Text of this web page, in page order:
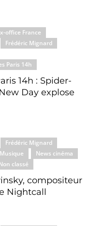
office France
Frédéric Mignard
Paris 14h
14h : Spider-
Day explose
Frédéric Mignard
Musique
News cinéma
classé
compositeur
Nightcall